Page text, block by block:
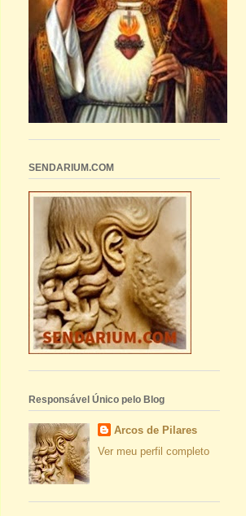
SENDARIUM.COM
Responsável Único pelo Blog
Arcos de Pilares
Ver meu perfil completo